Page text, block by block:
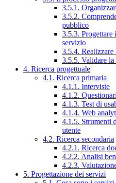
3.5.1.
3.5.2.
pubblico
3.5.3. Progettare
servizio
3.5.4. Realizzare
3.5.5. Validare la
4. Ricerca progettuale
4.1. Ricerca primaria
4.1.1. Interviste
4.1.2. Questionari
4.1.3. Test di
4.1.4. Web
4.1.5. Strumenti
utente
4.2. Ricerca secondaria
4.2.1. Ricerca
4.2.2. Analisi
4.2.3.
5. Progettazione dei servizi